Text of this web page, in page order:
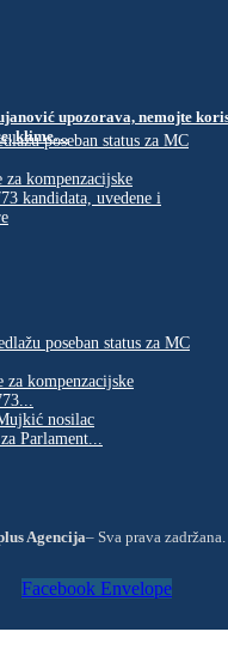
upozorava, nemojte
klime…
poseban status za MC
kompenzacijske
kandidata, uvedene i
poseban status za MC
kompenzacijske
nosilac
Parlament...
Agencija– Sva prava zadržana.
Facebook Envelope